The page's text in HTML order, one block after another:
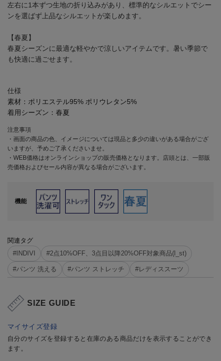
左右に1本ずつ生地の折り込みがあり、標準的なシルエットでシー
ンを選ばず上品なシルエットが楽しめます。
【春夏】
春夏シーズンに最適な軽やかで涼しいアイテムです。暑い季節で
も快適に過ごせます。
仕様
素材： ポリエステル95% ポリウレタン5%
着用シーズン： 春夏
注意事項
・画面の商品の色、イメージについては現品と多少の違いがある場合がござ
いますが、予めご了承くださいませ。
・WEB価格はオンラインショップの販売価格となります。店頭とは、一部販
売価格およびセール内容が異なる場合がございます。
機能
関連タグ
#INDIVI
#2点10%OFF、3点目以降20%OFF対象商品(l_st)
#パンツ 洗える #パンツ ストレッチ #レディススーツ
SIZE GUIDE
マイサイズ登録
自分のサイズを登録すると在庫のある商品だけを表示することができ
ます。